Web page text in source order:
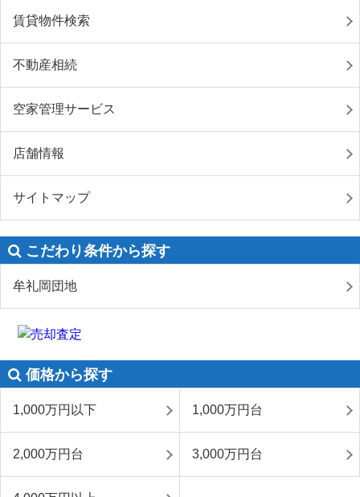
賃貸物件検索
不動産相続
空家管理サービス
店舗情報
サイトマップ
こだわり条件から探す
牟礼岡団地
価格から探す
1,000万円以下 1,000万円台
2,000万円台 3,000万円台